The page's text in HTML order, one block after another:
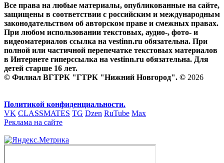
Все права на любые материалы, опубликованные на сайте,
защищены в соответствии с российским и международным
законодательством об авторском праве и смежных правах.
При любом использовании текстовых, аудио-, фото- и
видеоматериалов ссылка на vestinn.ru обязательна. При
полной или частичной перепечатке текстовых материалов
в Интернете гиперссылка на vestinn.ru обязательна. Для
детей старше 16 лет.
© Филиал ВГТРК "ГТРК "Нижний Новгород". © 2026
Политикой конфиденциальности.
VK CLASSMATES TG Dzen RuTube Max
Реклама на сайте